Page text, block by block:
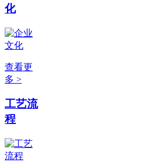
化
查看更
多 >
工艺流
程